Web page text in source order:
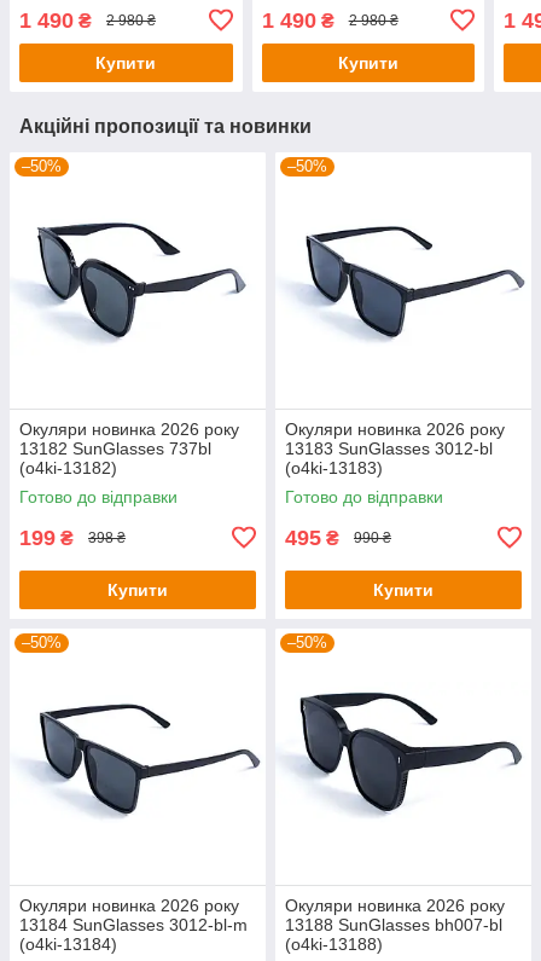
1 490 ₴ 2 980 ₴
Купити
1 490₴ 2 980 ₴
Купити
1
Акційні пропозиції та новинки
–50%
Окуляри новинка 2026 року
13182 SunGlasses 737bl
(o4ki-13182)
Готово до відправки
199 ₴ 398 ₴
Купити
–50%
Окуляри новинка 2026 року
13183 SunGlasses 3012-bl
(o4ki-13183)
Готово до відправки
495 ₴ 990 ₴
Купити
–50%
Окуляри новинка 2026 року
13184 SunGlasses 3012-bl-m
(o4ki-13184)
–50%
Окуляри новинка 2026 року
13188 SunGlasses bh007-bl
(o4ki-13188)